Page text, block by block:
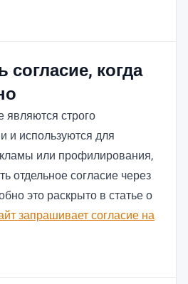
согласие, когда
являются строго
и используются для
или профилирования,
отдельное согласие через
это раскрыто в статье о
запрашивает согласие на